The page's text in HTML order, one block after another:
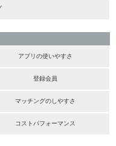
アプリの使いやすさ
登録会員
マッチングのしやすさ
コストパフォーマンス